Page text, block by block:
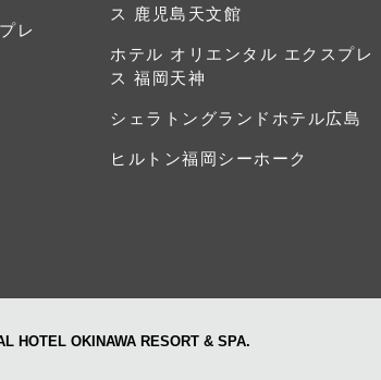
レ
ス 鹿児島天文館
ホテル オリエンタル エクスプレ
ス 福岡天神
シェラトングランドホテル広島
ヒルトン福岡シーホーク
HOTEL OKINAWA RESORT & SPA.